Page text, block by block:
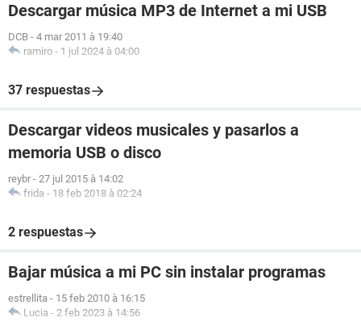
Descargar música MP3 de Internet a mi USB
DCB - 4 mar 2011 à 19:40
ramiro - 1 jul 2024 à 04:00
37 respuestas
Descargar videos musicales y pasarlos a
memoria USB o disco
reybr - 27 jul 2015 à 14:02
frida - 18 feb 2018 à 02:24
2 respuestas
Bajar música a mi PC sin instalar programas
estrellita - 15 feb 2010 à 16:15
Lucia - 2 feb 2023 à 14:56